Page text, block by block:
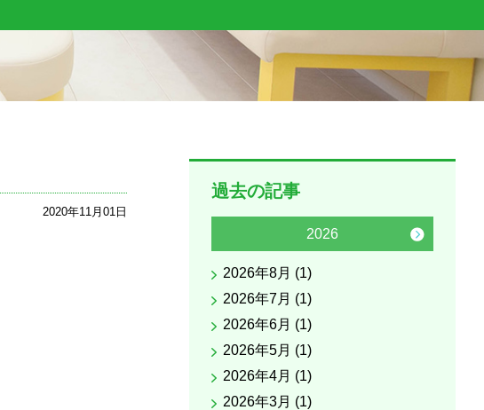
2020年11月01日
過去の記事
2026
2026年8月 (1)
2026年7月 (1)
2026年6月 (1)
2026年5月 (1)
2026年4月 (1)
2026年3月 (1)